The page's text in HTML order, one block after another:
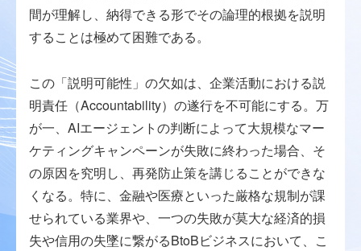
間が理解し、納得できる形でその論理的根拠を説明
することは極めて困難である。
この「説明可能性」の欠如は、企業活動における説
明責任（Accountability）の遂行を不可能にする。万
が一、AIエージェントの判断によって大規模なマー
ケティングキャンペーンが失敗に終わった場合、そ
の原因を究明し、再発防止策を講じることができな
くなる。特に、金融や医療といった厳格な規制が課
せられている業界や、一つの失敗が莫大な経済的損
失や信用の失墜に繋がるBtoBビジネスにおいて、こ